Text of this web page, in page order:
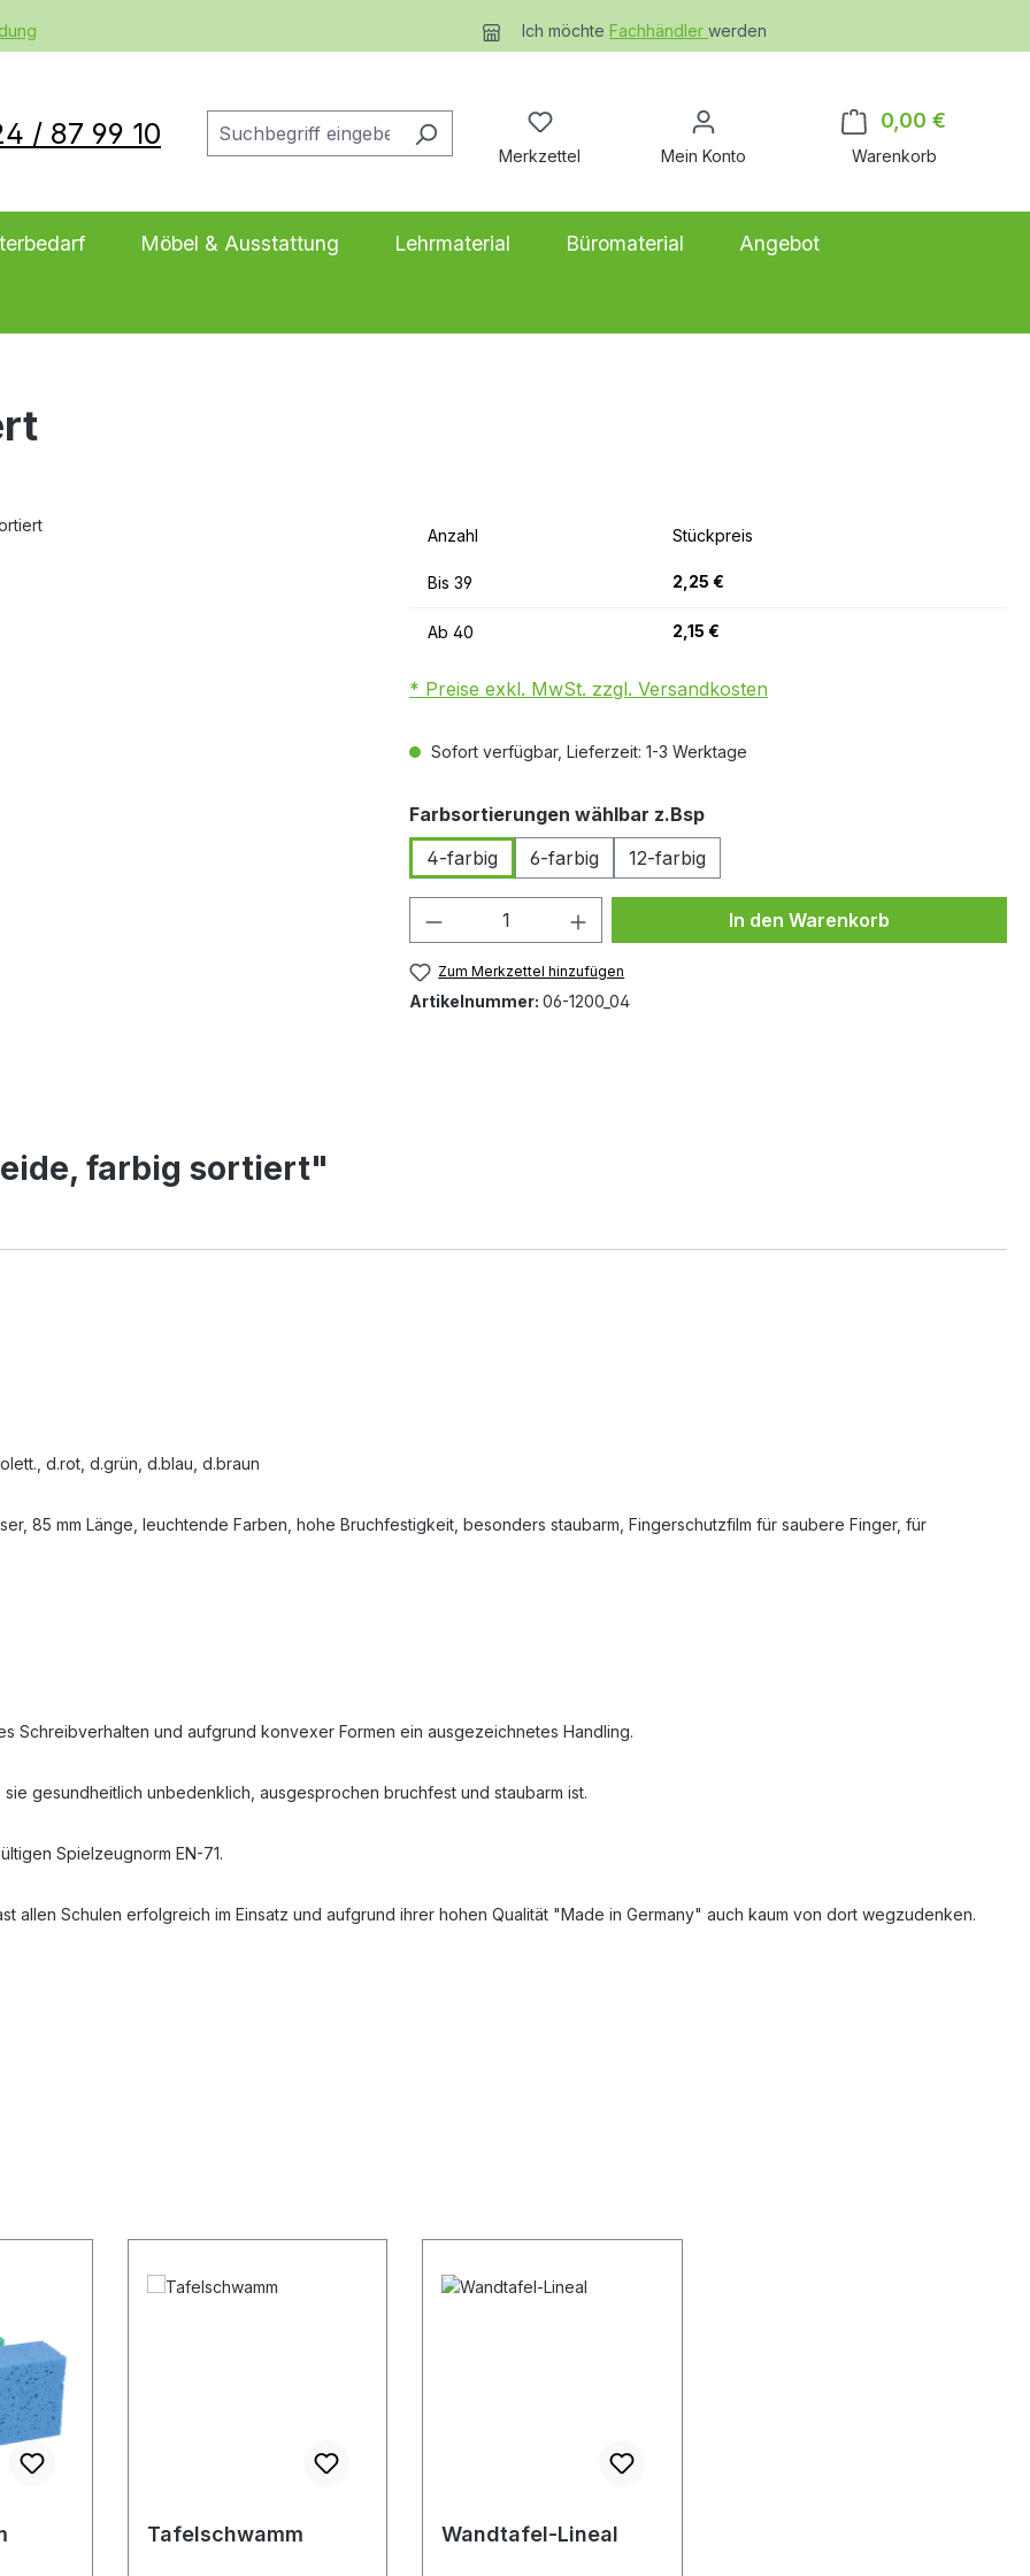
Ich möchteFachhändlerwerden
/ 87 99 10 Du hast 0 Produkte auf dem Merkzettel
Merkzettel Mein Konto
0,00 €
Warenkorb
Möbel & Ausstattung Lehrmaterial Büromaterial Angebot
Anzahl Stückpreis
Bis 39 2,25 €
Ab 40 2,15 €
* Preise exkl. MwSt. zzgl. Versandkosten
Sofort verfügbar, Lieferzeit: 1-3 Werktage
Farbsortierungen wählbar z.Bspauswählen
4-farbig
6-farbig 12-farbig
Produkt Anzahl: Gib den gewünschten Wert
In den Warenkorb
Zum Merkzettel hinzufügen
Artikelnummer: 06-1200_04
farbig sortiert"
d.rot, d.grün, d.blau, d.braun
85 mm Länge, leuchtende Farben, hohe Bruchfestigkeit, besonders staubarm, Fingerschutzfilm für saubere Finger, für
Schreibverhalten und aufgrund konvexer Formen ein ausgezeichnetes Handling.
gesundheitlich unbedenklich, ausgesprochen bruchfest und staubarm ist.
Spielzeugnorm EN-71.
allen Schulen erfolgreich im Einsatz und aufgrund ihrer hohen Qualität "Made in Germany" auch kaum von dort wegzudenken.
Tafelschwamm Wandtafel-Lineal